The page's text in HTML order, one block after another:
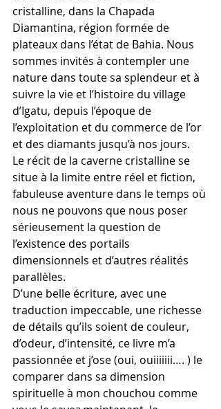
cristalline, dans la Chapada
Diamantina, région formée de
plateaux dans l’état de Bahia. Nous
sommes invités à contempler une
nature dans toute sa splendeur et à
suivre la vie et l’histoire du village
d’Igatu, depuis l’époque de
l’exploitation et du commerce de l’or
et des diamants jusqu’à nos jours.
Le récit de la caverne cristalline se
situe à la limite entre réel et fiction,
fabuleuse aventure dans le temps où
nous ne pouvons que nous poser
sérieusement la question de
l’existence des portails
dimensionnels et d’autres réalités
parallèles.
D’une belle écriture, avec une
traduction impeccable, une richesse
de détails qu’ils soient de couleur,
d’odeur, d’intensité, ce livre m’a
passionnée et j’ose (oui, ouiiiiiii…. ) le
comparer dans sa dimension
spirituelle à mon chouchou comme